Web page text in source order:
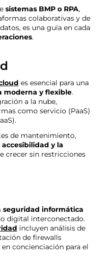
sistemas BMP o RPA,
colaborativas y de
es una guía en cada
.
es esencial para una
moderna y flexible.
a la nube,
como servicio (PaaS)
de mantenimiento,
accesibilidad y la
crecer sin restricciones
seguridad informática
digital interconectado.
incluyen análisis de
de firewalls
concienciación para el